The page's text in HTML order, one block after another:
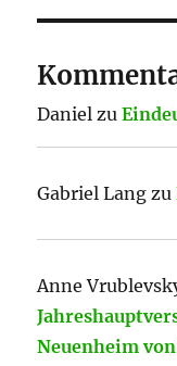
Daniel zu
Gabriel Lang zu
Anne
Neuenheim